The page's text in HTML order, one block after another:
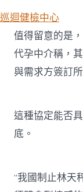
巡迴健檢中心
值得留意的是
代孕中介稱，
與需求方簽訂
這種協定能否
底。
“我國制止林天